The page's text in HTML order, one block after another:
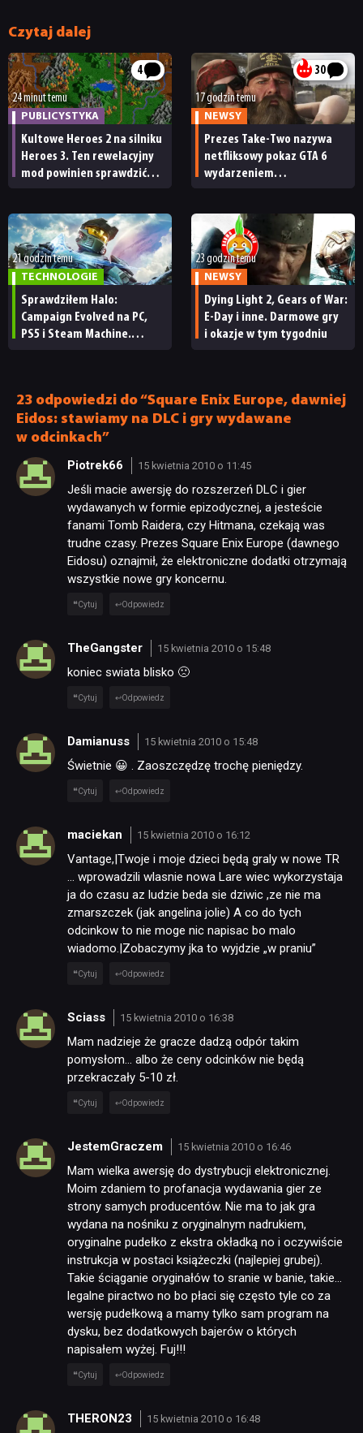
NEWSY
RECENZJE
PUBLICYSTYKA
KULTURA
Czytaj dalej
4
24 minut temu
PUBLICYSTYKA
Kultowe Heroes 2 na silniku
Heroes 3. Ten rewelacyjny
mod powinien sprawdzić
30
17 godzin temu
NEWSY
Prezes Take-Two nazywa
netfliksowy pokaz GTA 6
wydarzeniem
ma subskrybentów
21 godzin temu
TECHNOLOGIE
Sprawdziłem Halo:
Campaign Evolved na PC,
PS5 i Steam Machine.
23 godzin temu
NEWSY
Dying Light 2, Gears of War:
E-Day i inne. Darmowe gry
i okazje w tym tygodniu
23 odpowiedzi do “Square Enix Europe, dawniej
Eidos: stawiamy na DLC i gry wydawane
w odcinkach”
Piotrek66 15 kwietnia 2010 o 11:45
Jeśli macie awersję do rozszerzeń DLC i gier
wydawanych w formie epizodycznej, a jesteście
fanami Tomb Raidera, czy Hitmana, czekają was
trudne czasy. Prezes Square Enix Europe (dawnego
Eidosu) oznajmił, że elektroniczne dodatki otrzymają
wszystkie nowe gry koncernu.
Cytuj Odpowiedz
TheGangster 15 kwietnia 2010 o 15:48
koniec swiata blisko 🙁
Cytuj Odpowiedz
Damianuss 15 kwietnia 2010 o 15:48
Świetnie 😀 . Zaoszczędzę trochę pieniędzy.
Cytuj Odpowiedz
maciekan 15 kwietnia 2010 o 16:12
Vantage,|Twoje i moje dzieci będą graly w nowe TR
… wprowadzili wlasnie nowa Lare wiec wykorzystaja
ja do czasu az ludzie beda sie dziwic ,ze nie ma
zmarszczek (jak angelina jolie) A co do tych
odcinkow to nie moge nic napisac bo malo
wiadomo.|Zobaczymy jka to wyjdzie „w praniu”
Cytuj Odpowiedz
Sciass 15 kwietnia 2010 o 16:38
Mam nadzieje że gracze dadzą odpór takim
pomysłom… albo że ceny odcinków nie będą
przekraczały 5-10 zł.
Cytuj Odpowiedz
JestemGraczem 15 kwietnia 2010 o 16:46
Mam wielka awersję do dystrybucji elektronicznej.
Moim zdaniem to profanacja wydawania gier ze
strony samych producentów. Nie ma to jak gra
wydana na nośniku z oryginalnym nadrukiem,
oryginalne pudełko z ekstra okładką no i oczywiście
instrukcja w postaci książeczki (najlepiej grubej).
Takie ściąganie oryginałów to sranie w banie, takie…
legalne piractwo no bo płaci się często tyle co za
wersję pudełkową a mamy tylko sam program na
dysku, bez dodatkowych bajerów o których
napisałem wyżej. Fuj!!!
Cytuj Odpowiedz
THERON23 15 kwietnia 2010 o 16:48